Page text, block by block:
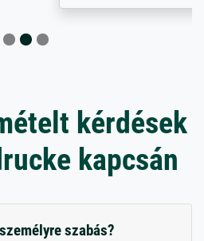
kérdések
kapcsán
szabás?